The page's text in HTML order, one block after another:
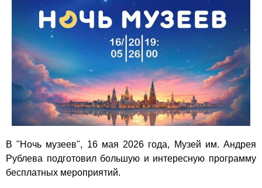
В "Ночь музеев", 16 мая 2026 года, Музей им. Андрея
Рублева подготовил большую и интересную программу
бесплатных мероприятий.